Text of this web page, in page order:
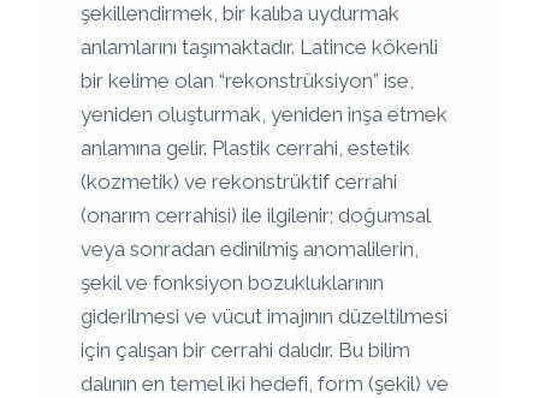
şekillendirmek, bir kalıba uydurmak
anlamlarını taşımaktadır. Latince kökenli
bir kelime olan “rekonstrüksiyon” ise,
yeniden oluşturmak, yeniden inşa etmek
anlamına gelir. Plastik cerrahi, estetik
(kozmetik) ve rekonstrüktif cerrahi
(onarım cerrahisi) ile ilgilenir; doğumsal
veya sonradan edinilmiş anomalilerin,
şekil ve fonksiyon bozukluklarının
giderilmesi ve vücut imajının düzeltilmesi
için çalışan bir cerrahi dalıdır. Bu bilim
dalının en temel iki hedefi, form (şekil) ve